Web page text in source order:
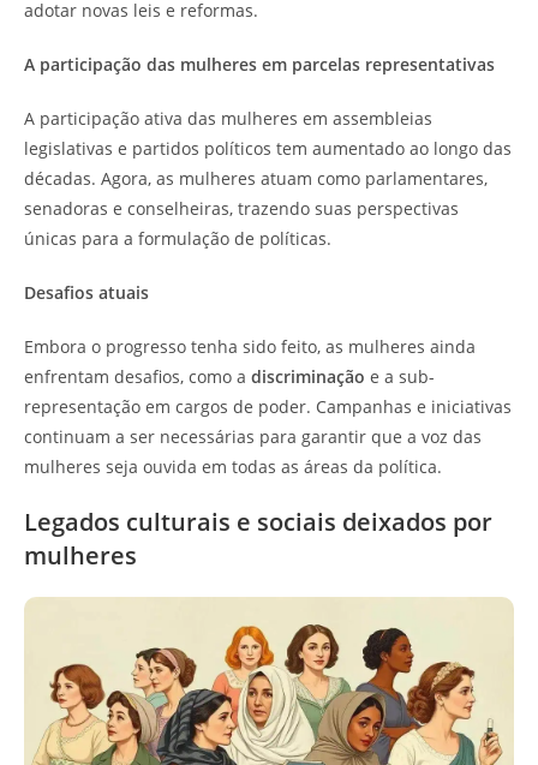
adotar novas leis e reformas.
A participação das mulheres em parcelas representativas
A participação ativa das mulheres em assembleias
legislativas e partidos políticos tem aumentado ao longo das
décadas. Agora, as mulheres atuam como parlamentares,
senadoras e conselheiras, trazendo suas perspectivas
únicas para a formulação de políticas.
Desafios atuais
Embora o progresso tenha sido feito, as mulheres ainda
enfrentam desafios, como a discriminação e a sub-
representação em cargos de poder. Campanhas e iniciativas
continuam a ser necessárias para garantir que a voz das
mulheres seja ouvida em todas as áreas da política.
Legados culturais e sociais deixados por
mulheres